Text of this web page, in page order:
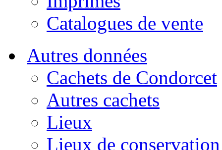
Catalogues de vente
Autres données
Cachets de Condorcet
Autres cachets
Lieux
Lieux de conservation